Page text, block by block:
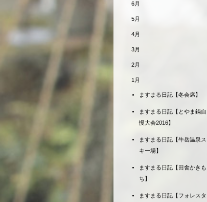
6月
5月
4月
3月
2月
1月
ますまる日記【冬会席】
ますまる日記【とやま鍋自
慢大会2016】
ますまる日記【牛岳温泉ス
キー場】
ますまる日記【田舎かきも
ち】
ますまる日記【フォレスタ